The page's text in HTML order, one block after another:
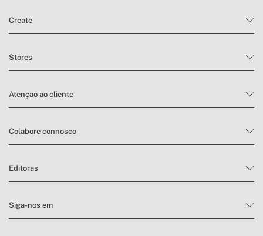
Create
Stores
Atenção ao cliente
Colabore connosco
Editoras
Siga-nos em